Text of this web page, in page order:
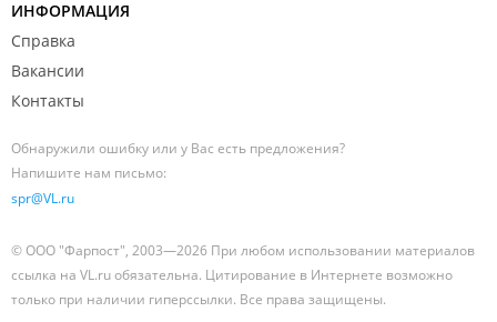
ИНФОРМАЦИЯ
Справка
Вакансии
Контакты
Обнаружили ошибку или у Вас есть предложения?
Напишите нам письмо:
spr@VL.ru
© ООО "Фарпост", 2003—2026 При любом использовании материалов
ссылка на VL.ru обязательна. Цитирование в Интернете возможно
только при наличии гиперссылки. Все права защищены.